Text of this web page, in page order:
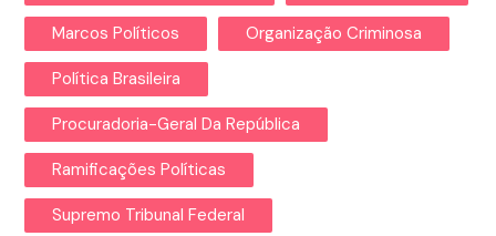
Marcos Políticos Organização Criminosa
Política Brasileira
Procuradoria-Geral Da República
Ramificações Políticas
Supremo Tribunal Federal